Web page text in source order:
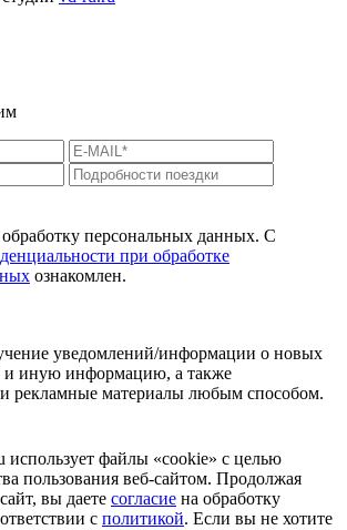
персональных данных. С
при обработке
ознакомлен.
уведомлений/информации о новых
и иную информацию, а также
рекламные материалы любым способом.
использует файлы «cookie» с целью
пользования веб-сайтом. Продолжая
вы даете согласие на обработку
с политикой. Если вы не хотите